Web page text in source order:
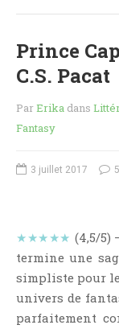
Light Novel
Littérature Belge
Littérature
Littérature
Littérature
New Adult
Nouvelle
Paranormal
Prince
C.S. Pacat
ParErika dans
Fantasy
3 juillet 2017
★★★★★ (4,5/5)
termine une
simpliste pour
univers de
parfaitement